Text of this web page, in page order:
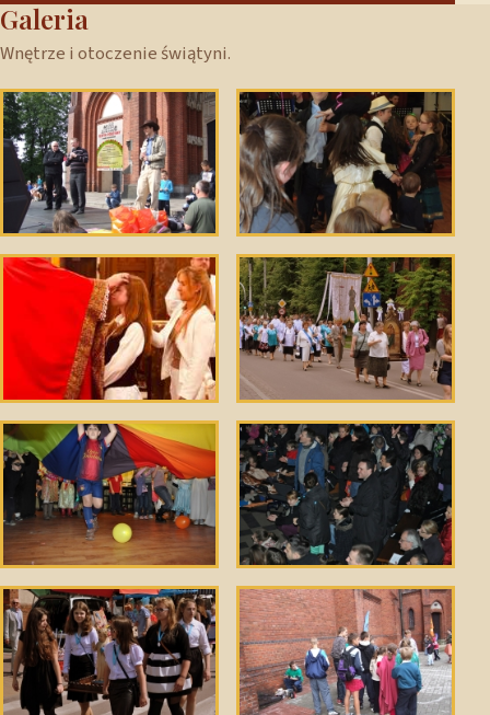
Galeria
Wnętrze i otoczenie świątyni.